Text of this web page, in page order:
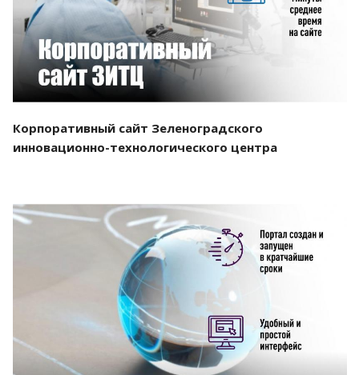
Корпоративный сайт Зеленоградского
инновационно-технологического центра
Смотреть проект